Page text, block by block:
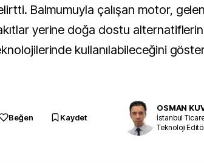
Balmumuyla çalışan motor,
yerine doğa dostu
kullanılabileceğini
Beğen Kaydet
OSMAN
İstanbul
Teknoloji